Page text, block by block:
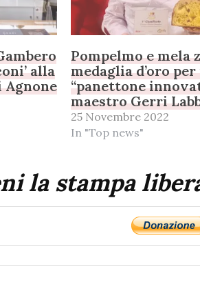
alla
Agnone
Pompelmo e mela
medaglia d’oro
“panettone
maestro Gerri
25 Novembre 2022
In "Top news"
la stampa